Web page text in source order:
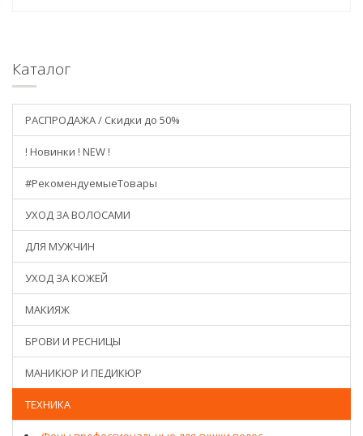
Каталог
РАСПРОДАЖА / Скидки до 50%
! Новинки ! NEW !
#РекомендуемыеТовары
УХОД ЗА ВОЛОСАМИ
ДЛЯ МУЖЧИН
УХОД ЗА КОЖЕЙ
МАКИЯЖ
БРОВИ И РЕСНИЦЫ
МАНИКЮР И ПЕДИКЮР
ТЕХНИКА